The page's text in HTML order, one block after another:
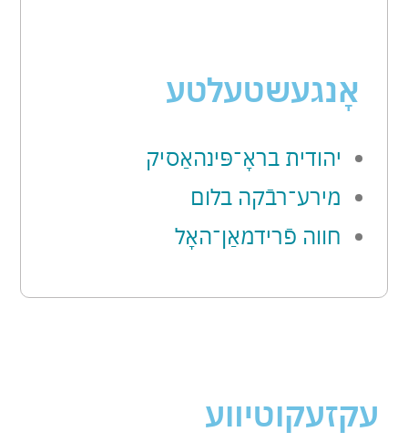
אָנגעשטעלטע
יהודית בראָ־פּינהאַסיק
מירע־רבֿקה בלום
חווה פֿרידמאַן־האָל
עקזעקוטיװע